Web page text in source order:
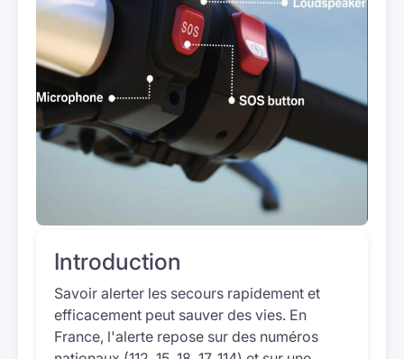
Introduction
Savoir alerter les secours rapidement et
efficacement peut sauver des vies. En
France, l'alerte repose sur des numéros